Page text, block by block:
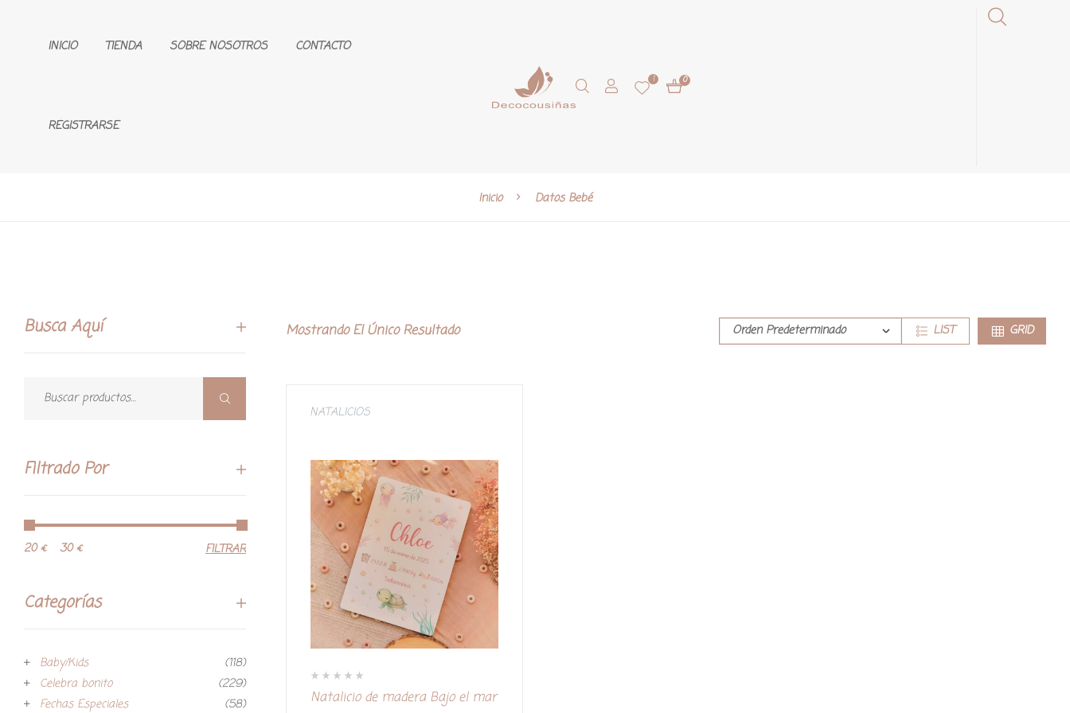
INICIO TIENDA SOBRE NOSOTROS CONTACTO
REGISTRARSE
1 0
Inicio Datos Bebé
Mostrando El Único Resultado LIST GRID
NATALICIOS
Natalicio de madera Bajo el mar
a
Busca Aquí
Filtrado Por
FILTRAR
20 € 30 €
Categorías
Baby/Kids
(118)
Celebra bonito
(229)
Fechas Especiales
(58)